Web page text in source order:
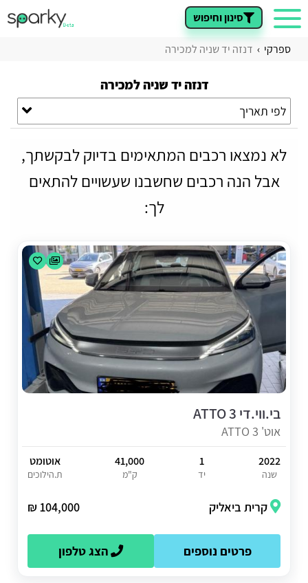
ספרקי דנזה יד שניה למכירה
סינון וחיפוש
דנזה יד שניה למכירה
לפי תאריך
לא נמצאו רכבים המתאימים בדיוק לבקשתך,
אבל הנה רכבים שחשבנו שעשויים להתאים
לך:
בי.ווי.די ATTO 3
אוט' ATTO 3
2022
שנה
1
יד
41,000
ק"מ
אוטומט
ת.הילוכים
קרית ביאליק 104,000 ₪
פרטים נוספים הצג טלפון